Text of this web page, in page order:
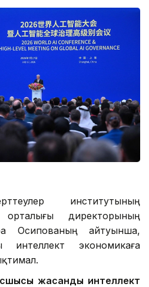
институтының
директорының
Осипованың айтуынша,
интеллект экономикаға
жасанды интеллект